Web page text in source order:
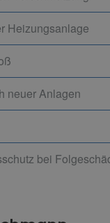
Heizungsanlage
neuer Anlagen
bei